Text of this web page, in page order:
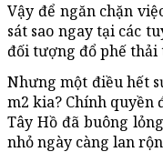
Vậy để ngăn chặn
sát sao ngay tại các
đối tượng đổ phế
Nhưng một điều hết
m2 kia? Chính quyền
Tây Hồ đã buông
nhỏ ngày càng lan